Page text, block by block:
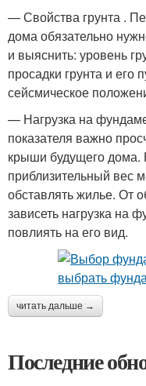
— Свойства грунта .
дома обязательно
и выяснить: уровень
просадки грунта и его
сейсмическое
— Нагрузка на
показателя важно
крыши будущего дома.
приблизительный вес
обставлять жилье. От
зависеть нагрузка на
повлиять на его вид.
читать дальше →
Последние